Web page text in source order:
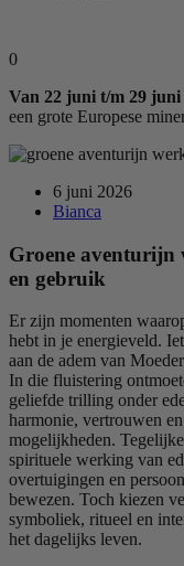
0
Van 22 juni t/m 29
een grote Europese
6 juni 2026
Bianca
Groene aventurijn
en gebruik
Er zijn momenten
hebt in je energieveld.
aan de adem van
In die fluistering
geliefde trilling onder
harmonie, vertrouwen
mogelijkheden.
spirituele werking van
overtuigingen en
bewezen. Toch kiezen
symboliek, ritueel en
het dagelijks leven.